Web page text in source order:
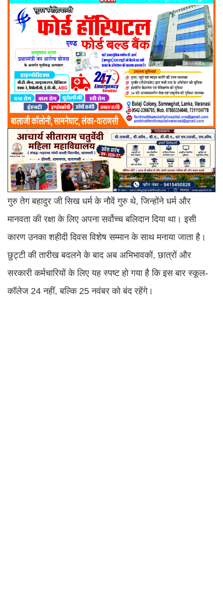
गुरु तेग बहादुर जी सिख धर्म के नौवें गुरु थे, जिन्होंने धर्म और
मानवता की रक्षा के लिए अपना सर्वोच्च बलिदान दिया था। इसी
कारण उनका शहीदी दिवस विशेष सम्मान के साथ मनाया जाता है।
छुट्टी की तारीख बदलने के बाद अब अभिभावकों, छात्रों और
सरकारी कर्मचारियों के लिए यह स्पष्ट हो गया है कि इस बार स्कूल-
कॉलेज 24 नहीं, बल्कि 25 नवंबर को बंद रहेंगे।